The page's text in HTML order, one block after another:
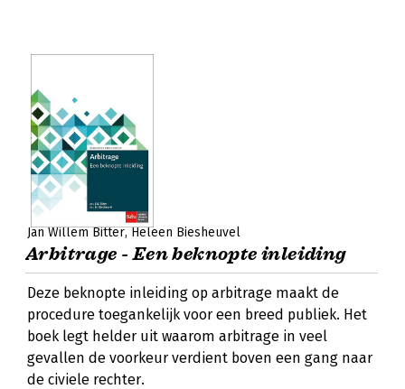
Jan Willem Bitter Heleen Biesheuvel
Arbitrage - Een beknopte inleiding
Deze beknopte inleiding op arbitrage maakt de
procedure toegankelijk voor een breed publiek. Het
boek legt helder uit waarom arbitrage in veel
gevallen de voorkeur verdient boven een gang naar
de civiele rechter.